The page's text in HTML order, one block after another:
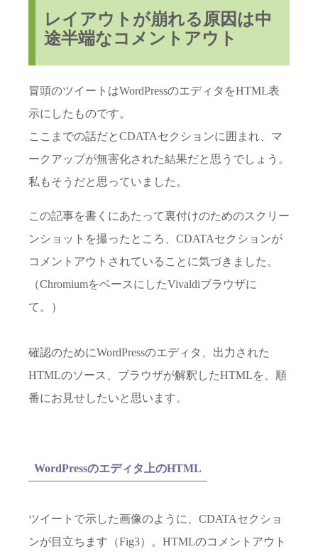
レイアウトが崩れる原因は中
途半端なコメントアウト
冒頭のツイートはWordPressのエディタをHTML表
示にしたものです。
ここまでの話だとCDATAセクションに囲まれ、マ
ークアップが無害化された結果だと思うでしょう。
私もそうだと思っていました。
この記事を書くにあたって裏付けのためのスクリー
ンショットを撮ったところ、CDATAセクションが
コメントアウトされていることに気づきました。
（ChromiumをベースにしたVivaldiブラウザに
て。）
確認のためにWordPressのエディタ、出力された
HTMLのソース、ブラウザが解釈したHTMLを、順
番にお見せしたいと思います。
WordPressのエディタ上のHTML
ツイートで示した画像のように、CDATAセクショ
ンが目立ちます（Fig3）。HTMLのコメントアウト